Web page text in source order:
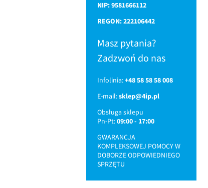
NIP: 9581666112
REGON: 222106442
Masz pytania?
Zadzwoń do nas
Infolinia:+48 58 58 58 008
E-mail:sklep@4ip.pl
Obsługa sklepu
Pn-Pt:09:00 - 17:00
GWARANCJA
KOMPLEKSOWEJ POMOCY W
DOBORZE ODPOWIEDNIEGO
SPRZĘTU